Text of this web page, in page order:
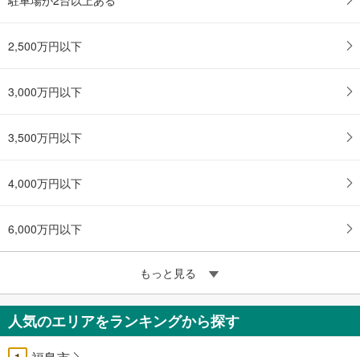
2,500万円以下
3,000万円以下
3,500万円以下
4,000万円以下
6,000万円以下
もっと見る
人気のエリアをランキングから探す